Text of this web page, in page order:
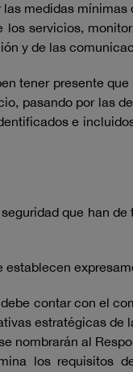
medidas
servicios,
y de las
tener presente
pasando por las
e
que han
contar con el
estratégicas
nombrarán al
los requisitos